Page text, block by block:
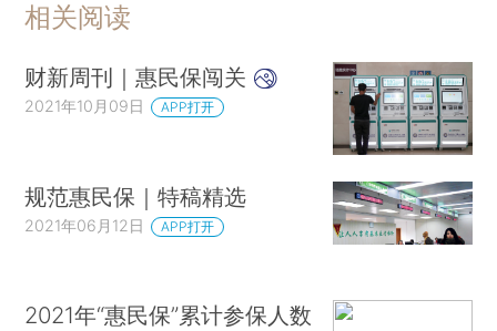
相关阅读
财新周刊｜惠民保闯关
2021年10月09日 APP打开
规范惠民保｜特稿精选
2021年06月12日 APP打开
2021年“惠民保”累计参保人数